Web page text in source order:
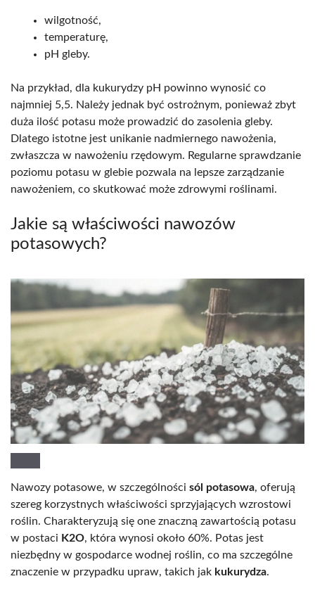
wilgotność,
temperaturę,
pH gleby.
Na przykład, dla kukurydzy pH powinno wynosić co
najmniej 5,5. Należy jednak być ostrożnym, ponieważ zbyt
duża ilość potasu może prowadzić do zasolenia gleby.
Dlatego istotne jest unikanie nadmiernego nawożenia,
zwłaszcza w nawożeniu rzędowym. Regularne sprawdzanie
poziomu potasu w glebie pozwala na lepsze zarządzanie
nawożeniem, co skutkować może zdrowymi roślinami.
Jakie są właściwości nawozów
potasowych?
Nawozy potasowe, w szczególności sól potasowa, oferują
szereg korzystnych właściwości sprzyjających wzrostowi
roślin. Charakteryzują się one znaczną zawartością potasu
w postaci K2O, która wynosi około 60%. Potas jest
niezbędny w gospodarce wodnej roślin, co ma szczególne
znaczenie w przypadku upraw, takich jak kukurydza.